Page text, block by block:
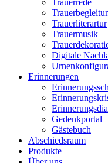
Trauerrede
Trauerliterartur
Trauermusik
Digitale
Erinnerungen
Gedenkportal
Gästebuch
Abschiedsraum
Produkte